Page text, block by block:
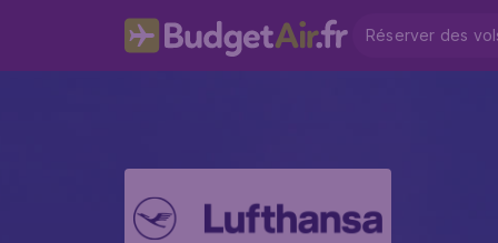
Réserver des